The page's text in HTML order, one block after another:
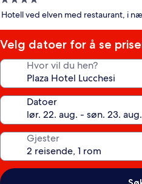
med
stjerner
Hotell ved elven med restaurant, i
Velg datoer for å se
Hvor vil du hen?
Datoer
Gjester